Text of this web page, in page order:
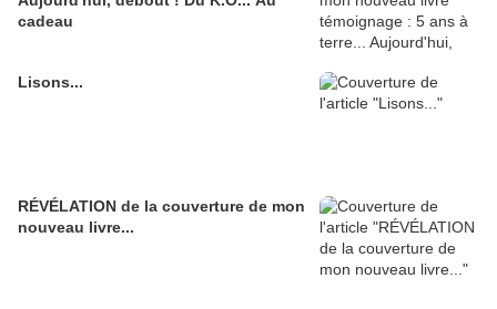
cadeau
Lisons...
RÉVÉLATION de la couverture de mon
nouveau livre...